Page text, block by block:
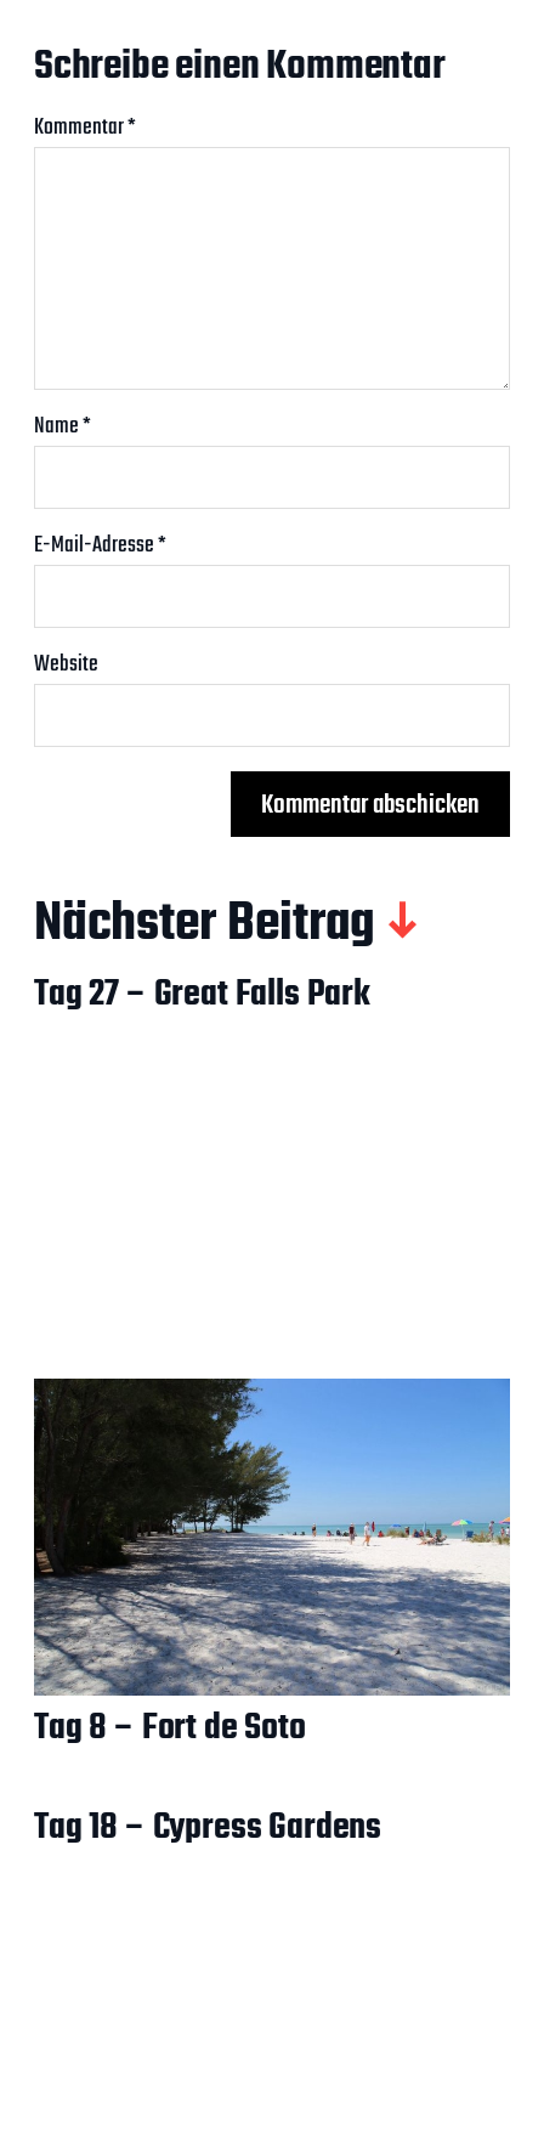
Schreibe einen Kommentar
Kommentar*
Name*
E-Mail-Adresse*
Website
Nächster Beitrag
Tag 27 – Great Falls Park
Tag 8 – Fort de Soto
Tag 18 – Cypress Gardens